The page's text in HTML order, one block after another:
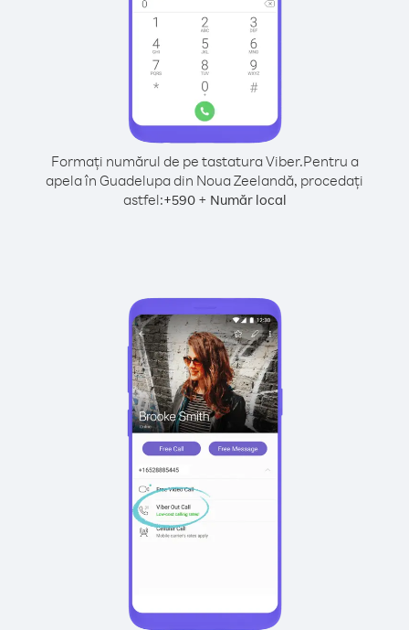
Formați numărul de pe tastatura Viber.Pentru a
apela în Guadelupa din Noua Zeelandă, procedați
astfel:+590+ Număr local